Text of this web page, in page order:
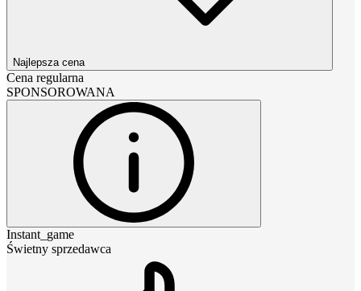
Najlepsza cena
Cena regularna
SPONSOROWANA
Instant_game
Świetny sprzedawca